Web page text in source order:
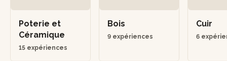
Poterie et
Céramique
15 expériences
Bois
9 expériences
Cuir
6